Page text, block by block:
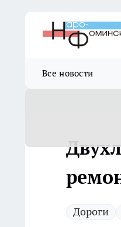
Все новости
Дороги